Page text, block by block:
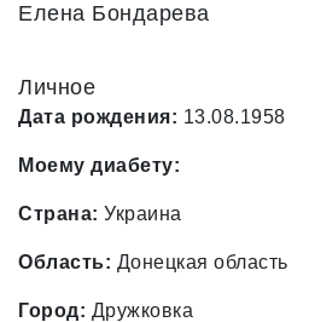
Елена Бондарева
Личное
Дата рождения: 13.08.1958
Моему диабету:
Страна: Украина
Область: Донецкая область
Город: Дружковка